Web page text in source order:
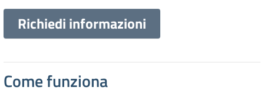
Richiedi informazioni
Come funziona